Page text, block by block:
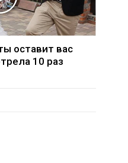
оставит вас
10 раз